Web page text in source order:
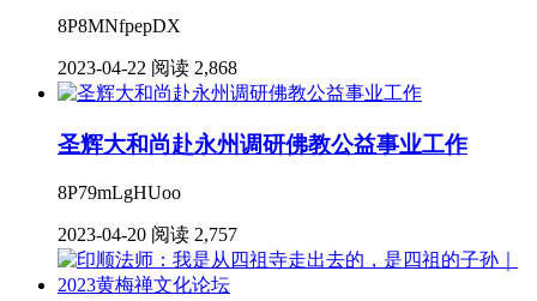
8P8MNfpepDX
2023-04-22 阅读 2,868
圣辉大和尚赴永州调研佛教公益事业工作
8P79mLgHUoo
2023-04-20 阅读 2,757